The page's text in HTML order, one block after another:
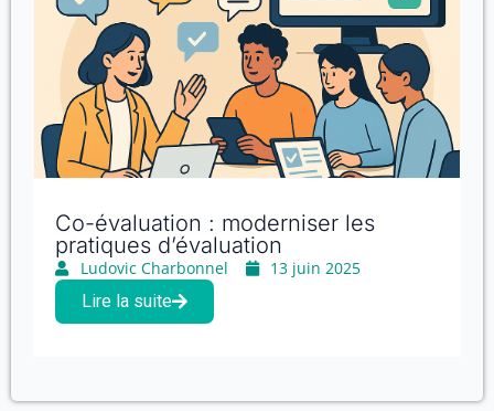
Co-évaluation : moderniser les
pratiques d’évaluation
Ludovic Charbonnel
13 juin 2025
Lire la suite